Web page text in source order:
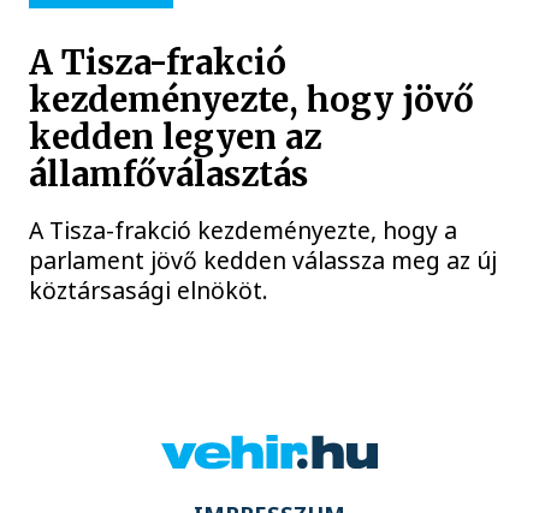
A Tisza-frakció
kezdeményezte, hogy jövő
kedden legyen az
államfőválasztás
A Tisza-frakció kezdeményezte, hogy a
parlament jövő kedden válassza meg az új
köztársasági elnököt.